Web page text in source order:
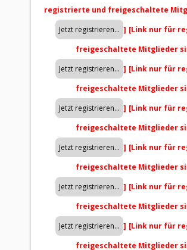
registrierte und freigeschaltete
] [Link nur für
freigeschaltete Mitglieder
] [Link nur für
freigeschaltete Mitglieder
] [Link nur für
freigeschaltete Mitglieder
] [Link nur für
freigeschaltete Mitglieder
] [Link nur für
freigeschaltete Mitglieder
] [Link nur für
freigeschaltete Mitglieder